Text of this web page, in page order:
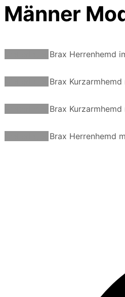
Männer
Brax Herrenhemd
Brax
Brax
Brax Herrenhemd